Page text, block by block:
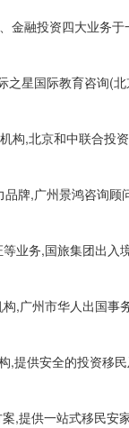
金融投资四大业务于
之星国际教育咨询(
构,北京和中联合投
牌,广州景鸿咨询顾
业务,国旅集团出入
,广州市华人出国事
,提供安全的投资移
,提供一站式移民安